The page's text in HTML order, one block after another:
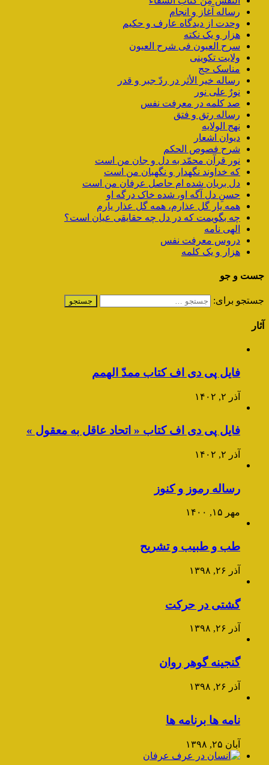
رساله آغاز و انجام
وحدت از دیدگاه عارف و حکیم
هزار و یک نکته
سرح العیون فی شرح العیون
ولایت تکوینی
مناسک حج
رساله خیر الأثر در ردّ جبر و قدر
نورٌ علی نور
صد کلمه در معرفت نفس
رساله رتق و فتق
نهج الولایه
دیوان اشعار
شرح فصوص الحکم
نور قرآن محمّد به دل و جان من است
که خداوند نگهدار و نگهبان من است
دل بریان شده ام حاصل عرفان من است
حسنِ دل آگه او، شده خاک درگه او
همه یار گل عذارم، همه گل عذار یارم
چه بگویمت که در دل چه حقایقی عیان است؟
الهی نامه
دروس معرفت نفس
هزار و یک کلمه
جست و جو
جستجو برای:
آثار
فایل پی دی اف کتاب ممدّ الهمم
آذر ۲, ۱۴۰۲
فایل پی دی اف کتاب « اتحاد عاقل به معقول »
آذر ۲, ۱۴۰۲
رساله رموز و کنوز
مهر ۱۵, ۱۴۰۰
طب و طبیب و تشریح
آذر ۲۶, ۱۳۹۸
گشتی در حرکت
آذر ۲۶, ۱۳۹۸
گنجینه گوهر روان
آذر ۲۶, ۱۳۹۸
نامه ها برنامه ها
آبان ۲۵, ۱۳۹۸